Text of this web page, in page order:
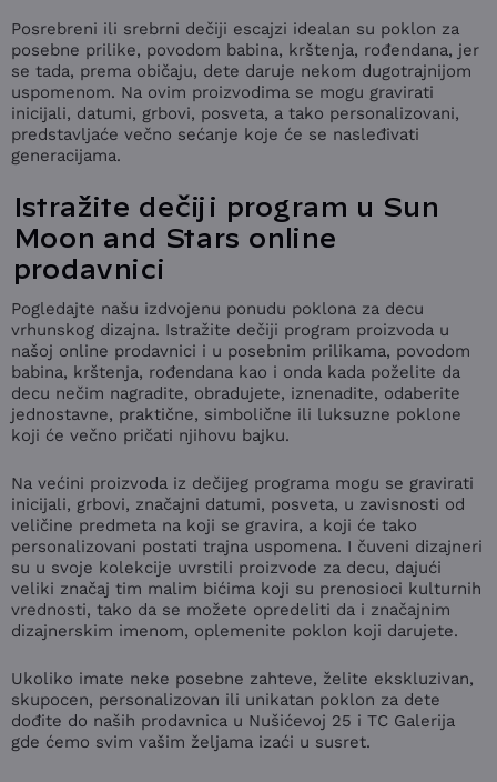
Posrebreni ili srebrni dečiji escajzi idealan su poklon za
posebne prilike, povodom babina, krštenja, rođendana, jer
se tada, prema običaju, dete daruje nekom dugotrajnijom
uspomenom. Na ovim proizvodima se mogu gravirati
inicijali, datumi, grbovi, posveta, a tako personalizovani,
predstavljaće večno sećanje koje će se nasleđivati
generacijama.
Istražite dečiji program u Sun
Moon and Stars online
prodavnici
Pogledajte našu izdvojenu ponudu poklona za decu
vrhunskog dizajna. Istražite dečiji program proizvoda u
našoj online prodavnici i u posebnim prilikama, povodom
babina, krštenja, rođendana kao i onda kada poželite da
decu nečim nagradite, obradujete, iznenadite, odaberite
jednostavne, praktične, simbolične ili luksuzne poklone
koji će večno pričati njihovu bajku.
Na većini proizvoda iz dečijeg programa mogu se gravirati
inicijali, grbovi, značajni datumi, posveta, u zavisnosti od
veličine predmeta na koji se gravira, a koji će tako
personalizovani postati trajna uspomena. I čuveni dizajneri
su u svoje kolekcije uvrstili proizvode za decu, dajući
veliki značaj tim malim bićima koji su prenosioci kulturnih
vrednosti, tako da se možete opredeliti da i značajnim
dizajnerskim imenom, oplemenite poklon koji darujete.
Ukoliko imate neke posebne zahteve, želite ekskluzivan,
skupocen, personalizovan ili unikatan poklon za dete
dođite do naših prodavnica u Nušićevoj 25 i TC Galerija
gde ćemo svim vašim željama izaći u susret.